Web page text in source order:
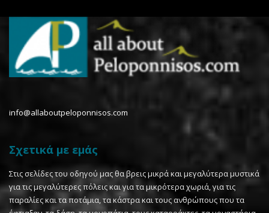
info@allaboutpeloponnisos.com
Σχετικά με εμάς
Στις σελίδες του οδηγού μας θα βρεις μικρά και μεγαλύτερα μυστικά
για τις μεγαλύτερες πόλεις και για τα μικρότερα χωριά, για τις
παραλίες και τα ποτάμια, τα κάστρα και τους ανθρώπους που τα